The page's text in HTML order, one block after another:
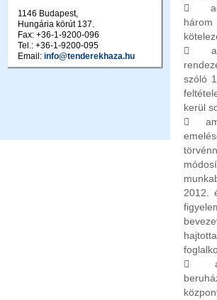
1146 Budapest,
Hungária körút 137.
Fax: +36-1-9200-096
Tel.: +36-1-9200-095
Email: info@tenderekhaza.hu


szóló

2012.
